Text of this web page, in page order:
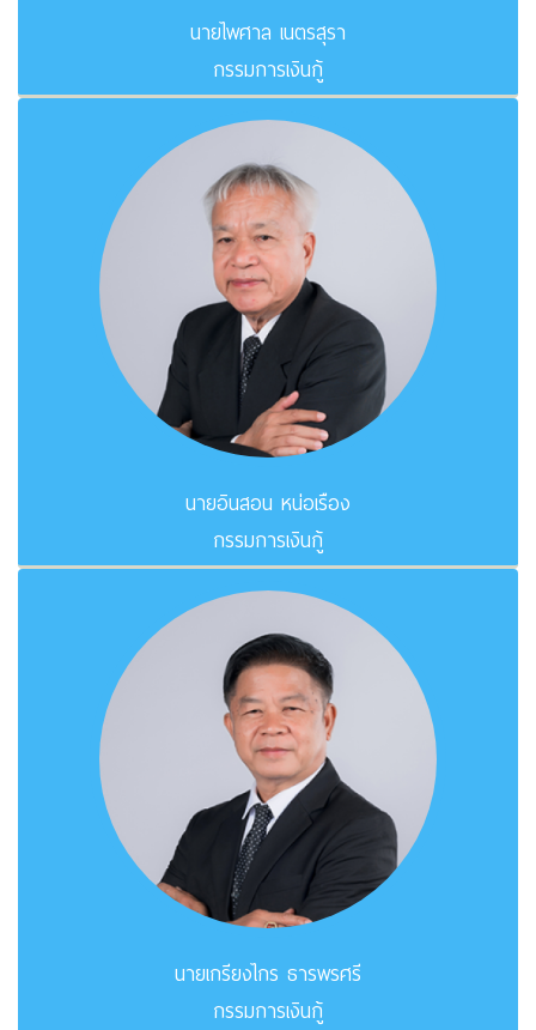
นายไพศาล เนตรสุรา
กรรมการเงินกู้
นายอินสอน หน่อเรือง
กรรมการเงินกู้
นายเกรียงไกร ธารพรศรี
กรรมการเงินกู้